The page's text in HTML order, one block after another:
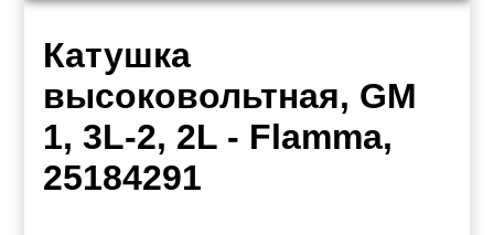
Катушка
высоковольтная, GM
1, 3L-2, 2L - Flamma,
25184291